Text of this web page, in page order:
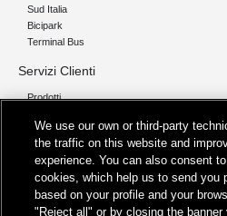
Sud Italia
Bicipark
Terminal Bus
Servizi Clienti
Prodotti
Chi siamo
I nostri pilastri
Servizi
We use our own or third-party
the traffic on this website and
experience. You can also consent
cookies, which help us to send you
based on your profile and your
"Reject all" or by closing the banner